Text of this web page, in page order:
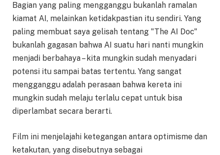
Bagian yang paling mengganggu bukanlah ramalan
kiamat AI, melainkan ketidakpastian itu sendiri. Yang
paling membuat saya gelisah tentang "The AI Doc"
bukanlah gagasan bahwa AI suatu hari nanti mungkin
menjadi berbahaya – kita mungkin sudah menyadari
potensi itu sampai batas tertentu. Yang sangat
mengganggu adalah perasaan bahwa kereta ini
mungkin sudah melaju terlalu cepat untuk bisa
diperlambat secara berarti.
Film ini menjelajahi ketegangan antara optimisme dan
ketakutan, yang disebutnya sebagai